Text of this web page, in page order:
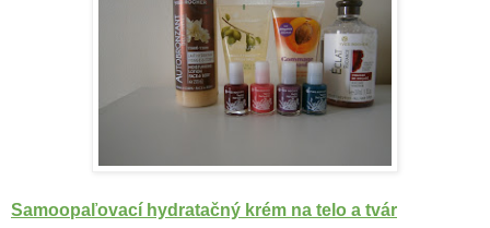
Samoopaľovací hydratačný krém na telo a tvár